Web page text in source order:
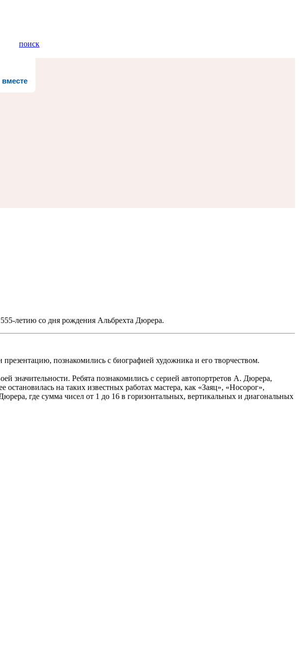
поиск
летию со дня рождения Альбрехта Дюрера.
познакомились с биографией художника и его творчеством.
Ребята познакомились с серией автопортретов А. Дюрера,
на таких известных работах мастера, как «Заяц», «Носорог»,
где сумма чисел от 1 до 16 в горизонтальных, вертикальных и диагональных